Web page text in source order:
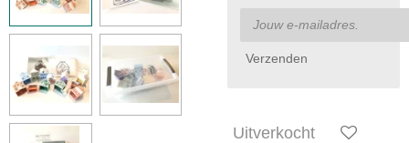
Verzenden
Uitverkocht